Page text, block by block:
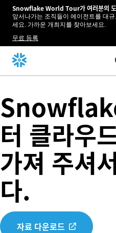
Snowflake World Tour가 여러분의 도
앞서나가는 조직들이 에이전트를 대
세요. 가까운 개최지를 찾아보세요.
무료 등록
터 클라우
가져 주셔
다.
자료 다운로드